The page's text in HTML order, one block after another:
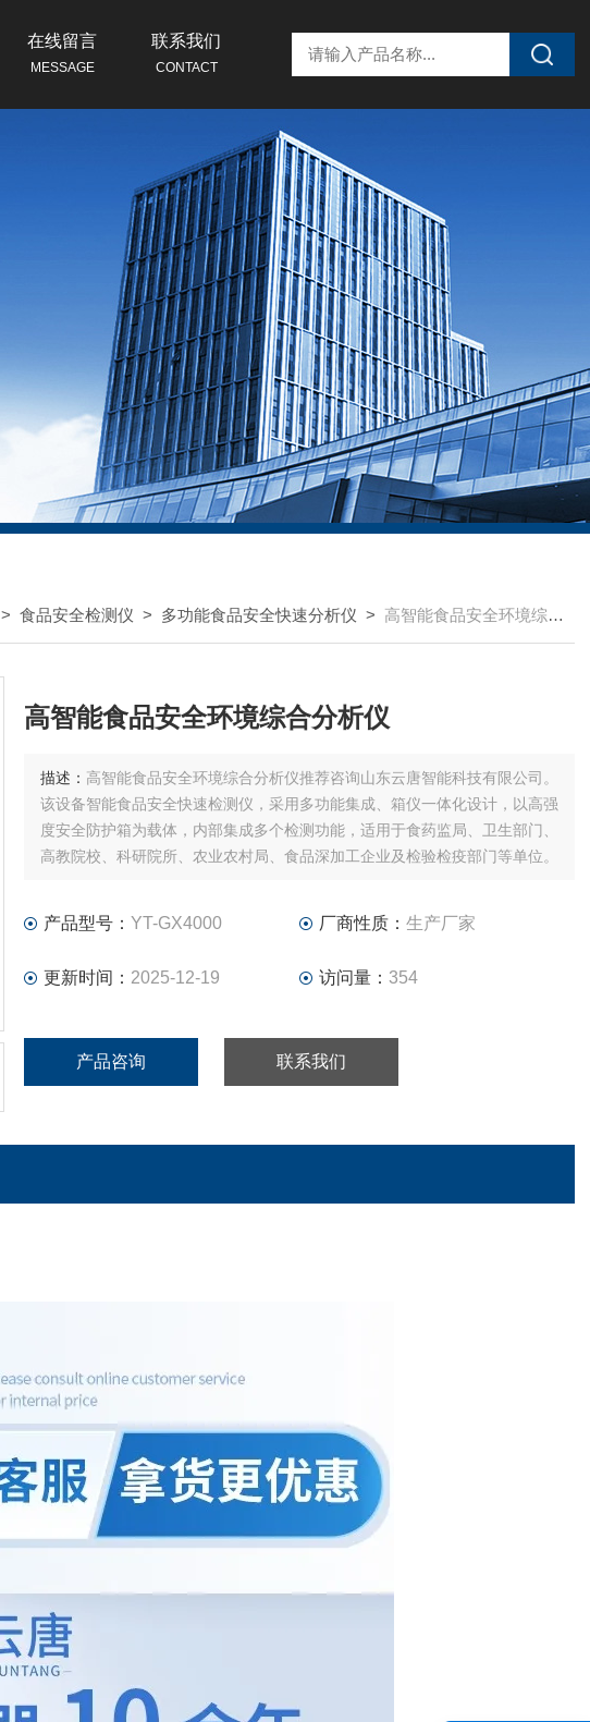
在线留言
MESSAGE
联系我们
CONTACT
>食品安全检测仪 > 多功能食品安全快速分析仪 > 高智能食品安全环境综合分析仪
高智能食品安全环境综合分析仪
描述： 高智能食品安全环境综合分析仪推荐咨询山东云唐智能科技有限公司。
该设备智能食品安全快速检测仪，采用多功能集成、箱仪一体化设计，以高强
度安全防护箱为载体，内部集成多个检测功能，适用于食药监局、卫生部门、
高教院校、科研院所、农业农村局、食品深加工企业及检验检疫部门等单位。
产品型号： YT-GX4000 厂商性质： 生产厂家
更新时间： 2025-12-19 访问量： 354
产品咨询 联系我们